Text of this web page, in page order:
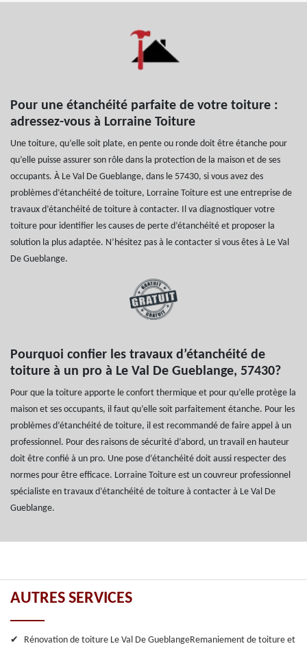
Pour une étanchéité parfaite de votre toiture :
adressez-vous à Lorraine Toiture
Une toiture, qu’elle soit plate, en pente ou ronde doit être étanche pour
qu’elle puisse assurer son rôle dans la protection de la maison et de ses
occupants. À Le Val De Gueblange, dans le 57430, si vous avez des
problèmes d‘étanchéité de toiture, Lorraine Toiture est une entreprise de
travaux d’étanchéité de toiture à contacter. Il va diagnostiquer votre
toiture pour identifier les causes de perte d’étanchéité et proposer la
solution la plus adaptée. N’hésitez pas à le contacter si vous êtes à Le Val
De Gueblange.
Pourquoi confier les travaux d’étanchéité de
toiture à un pro à Le Val De Gueblange, 57430?
Pour que la toiture apporte le confort thermique et pour qu’elle protège la
maison et ses occupants, il faut qu’elle soit parfaitement étanche. Pour les
problèmes d’étanchéité de toiture, il est recommandé de faire appel à un
professionnel. Pour des raisons de sécurité d’abord, un travail en hauteur
doit être confié à un pro. Une pose d’étanchéité doit aussi respecter des
normes pour être efficace. Lorraine Toiture est un couvreur professionnel
spécialiste en travaux d’étanchéité de toiture à contacter à Le Val De
Gueblange.
AUTRES SERVICES
Rénovation de toiture Le Val De GueblangeRemaniement de toiture et